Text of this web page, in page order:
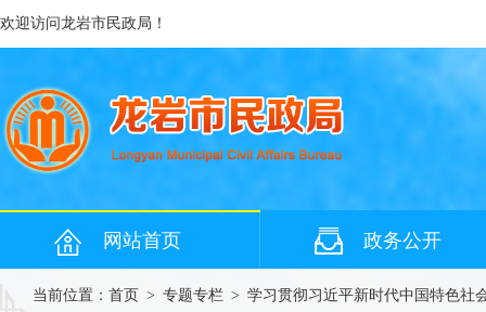
欢迎访问龙岩市民政局！
网站首页 政务公开
当前位置： 首页 > 专题专栏 > 学习贯彻习近平新时代中国特色社